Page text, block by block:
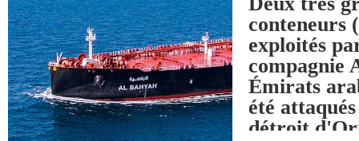
conteneurs
exploités
compagnie
Émirats
été
détroit